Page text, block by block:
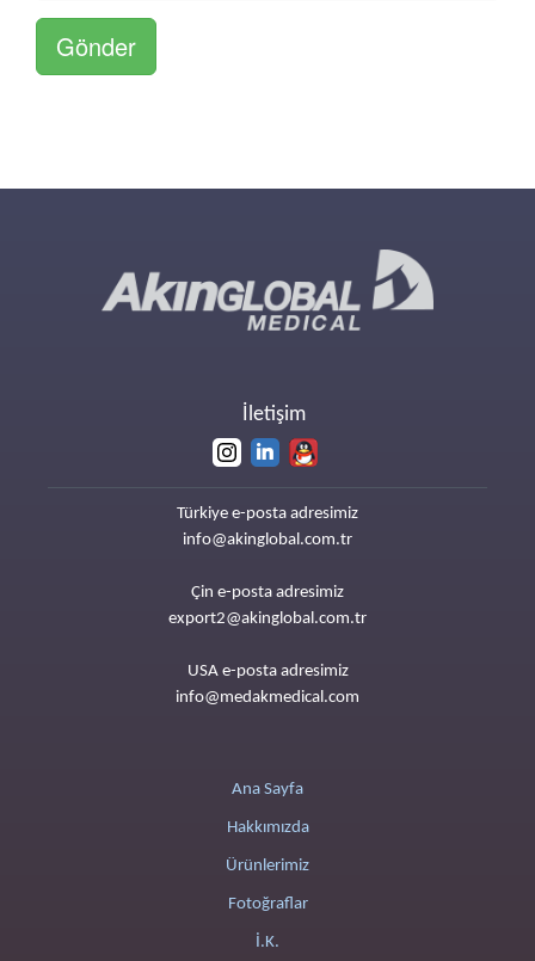
Gönder
İletişim
Türkiye e-posta adresimiz
info@akinglobal.com.tr
Çin e-posta adresimiz
export2@akinglobal.com.tr
USA e-posta adresimiz
info@medakmedical.com
Ana Sayfa
Hakkımızda
Ürünlerimiz
Fotoğraflar
İ.K.